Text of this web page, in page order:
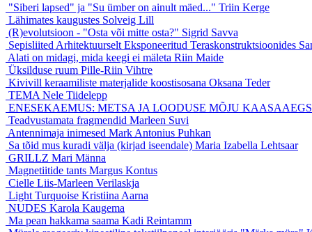
"Siberi lapsed" ja "Su ümber on ainult mäed..." Triin Kerge
Lähimates kaugustes Solveig Lill
(R)evolutsioon - "Osta või mitte osta?" Sigrid Savva
Sepisliited Arhitektuurselt Eksponeeritud Teraskonstruktsioonides
Alati on midagi, mida keegi ei mäleta Riin Maide
Üksilduse ruum Pille-Riin Vihtre
Kivivill keraamiliste materjalide koostisosana Oksana Teder
TEMA Nele Tiidelepp
ENESEKAEMUS: METSA JA LOODUSE MÕJU
Teadvustamata fragmendid Marleen Suvi
Antennimaja inimesed Mark Antonius Puhkan
Sa tõid mus kuradi välja (kirjad iseendale) Maria Izabella Lehtsaar
GRILLZ Mari Männa
Magnetiitide tants Margus Kontus
Cielle Liis-Marleen Verilaskja
Light Turquoise Kristiina Aarna
NUDES Karola Kaugema
Ma pean hakkama saama Kadi Reintamm